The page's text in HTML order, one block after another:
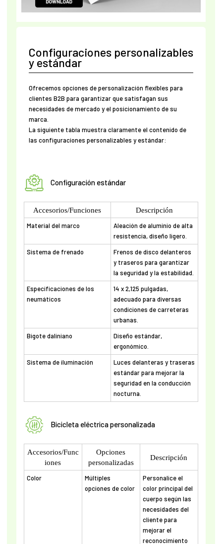
Configuraciones personalizables
y estándar
Ofrecemos opciones de personalización flexibles para
clientes B2B para garantizar que satisfagan sus
necesidades de mercado y el posicionamiento de su
marca.
La siguiente tabla muestra claramente el contenido de
las configuraciones personalizables y estándar:
Configuración estándar
Accesorios/Funciones Descripción
Material del marco
Aleación de aluminio de alta
resistencia, diseño ligero.
Sistema de frenado
Frenos de disco delanteros
y traseros para garantizar
la seguridad y la estabilidad.
Especificaciones de los
neumáticos
14 x 2,125 pulgadas,
adecuado para diversas
condiciones de carreteras
urbanas.
Bigote daliniano
Diseño estándar,
ergonómico.
Sistema de iluminación
Luces delanteras y traseras
estándar para mejorar la
seguridad en la conducción
nocturna.
Bicicleta eléctrica personalizada
Accesorios/Func
iones
Opciones
personalizadas
Descripción
Color
Múltiples
opciones de color
Personalice el
color principal del
cuerpo según las
necesidades del
cliente para
mejorar el
reconocimiento